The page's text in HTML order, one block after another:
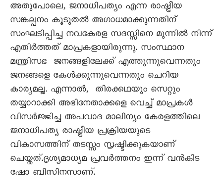
അതുപോലെ, ജനാധിപത്യം എന്ന രാഷ്ട്രീയ
സങ്കല്പനം കൂടുതൽ അഗാധമാക്കുന്നതിന്
സംഘടിപ്പിച്ച നവകേരള സദസ്സിനെ മുന്നിൽ നിന്ന്
എതിർത്തത് മാപ്രകളായിരുന്നു. സംസ്ഥാന
മന്ത്രിസഭ ജനങ്ങളിലേക്ക് എത്തുന്നുവെന്നതും
ജനങ്ങളെ കേൾക്കുന്നുവെന്നതും ചെറിയ
കാര്യമല്ല. എന്നാൽ, തിരക്കഥയും സെറ്റും
തയ്യാറാക്കി അഭിനേതാക്കളെ വെച്ച് മാപ്രകൾ
വിസർജ്ജിച്ച അപവാദ മാലിന്യം കേരളത്തിലെ
ജനാധിപത്യ രാഷ്ട്രീയ പ്രക്രിയയുടെ
വികാസത്തിന് തടസ്സം സൃഷ്ടിക്കുകയാണ്
ചെയ്തത്.ദൃശ്യമാധ്യമ പ്രവർത്തനം ഇന്ന് വൻകിട
ഷോ ബിസിനസാണ്.